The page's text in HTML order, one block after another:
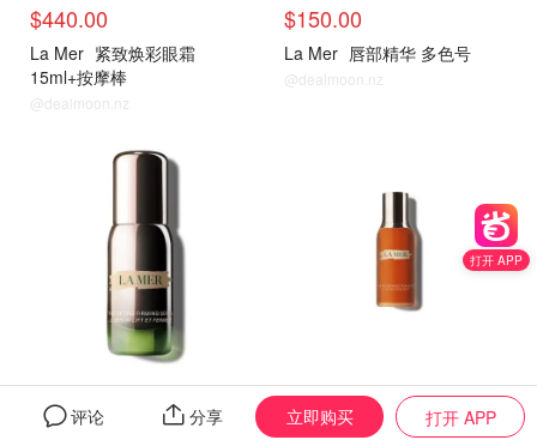
$440.00
La Mer 紧致焕彩眼霜
15ml+按摩棒
@dealmoon.nz
$150.00
La Mer 唇部精华 多色号
@dealmoon.nz
$423.00
提拉紧致抗皱
$225.00
La Mer 赋活调理露 30ml
打开 APP
评论 分享 立即购买 打开 APP